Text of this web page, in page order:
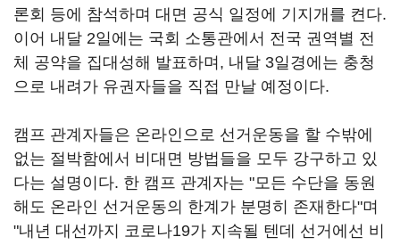
론회 등에 참석하며 대면 공식 일정에 기지개를 켠다.
이어 내달 2일에는 국회 소통관에서 전국 권역별 전
체 공약을 집대성해 발표하며, 내달 3일경에는 충청
으로 내려가 유권자들을 직접 만날 예정이다.
캠프 관계자들은 온라인으로 선거운동을 할 수밖에
없는 절박함에서 비대면 방법들을 모두 강구하고 있
다는 설명이다. 한 캠프 관계자는 "모든 수단을 동원
해도 온라인 선거운동의 한계가 분명히 존재한다"며
"내년 대선까지 코로나19가 지속될 텐데 선거에선 비